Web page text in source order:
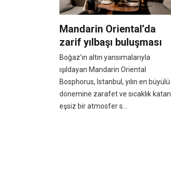
Mandarin Oriental’da
zarif yılbaşı buluşması
Boğaz’ın altın yansımalarıyla
ışıldayan Mandarin Oriental
Bosphorus, Istanbul, yılın en büyülü
dönemine zarafet ve sıcaklık katan
eşsiz bir atmosfer s...